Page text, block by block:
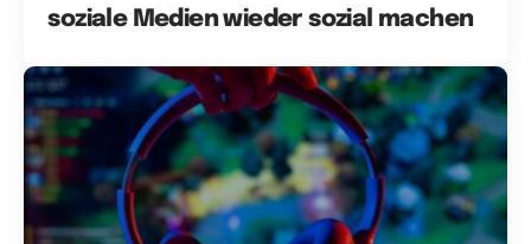
soziale Medien wieder sozial machen